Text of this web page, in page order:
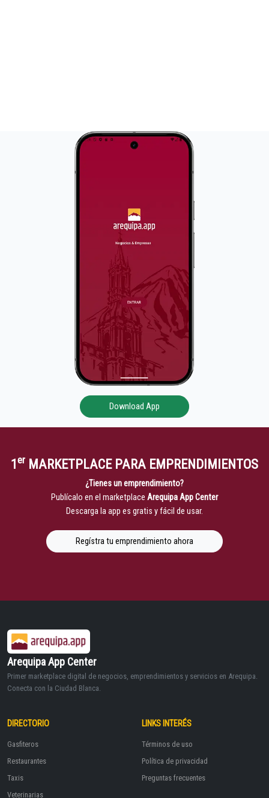
Download App
1er MARKETPLACE PARA EMPRENDIMIENTOS
¿Tienes un emprendimiento?
Publícalo en el marketplace Arequipa App Center
Descarga la app es gratis y fácil de usar.
Regístra tu emprendimiento ahora
Arequipa App Center
Primer marketplace digital de negocios, emprendimientos y servicios en Arequipa.
Conecta con la Ciudad Blanca.
DIRECTORIO
Gasfiteros
Restaurantes
Taxis
Veterinarias
LINKS INTERÉS
Términos de uso
Política de privacidad
Preguntas frecuentes